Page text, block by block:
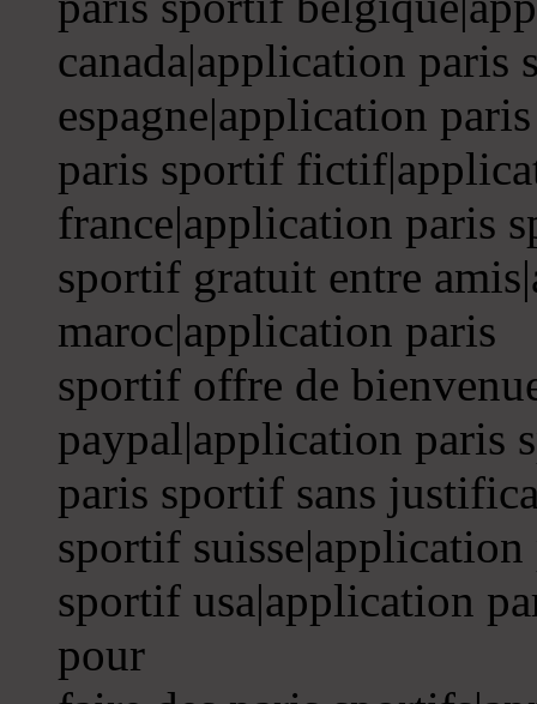
canada|application paris
espagne|application
paris sportif
france|application paris
sportif gratuit entre
maroc|application paris
sportif offre de
paypal|application paris
paris sportif sans
sportif suisse|application
sportif usa|application
pour